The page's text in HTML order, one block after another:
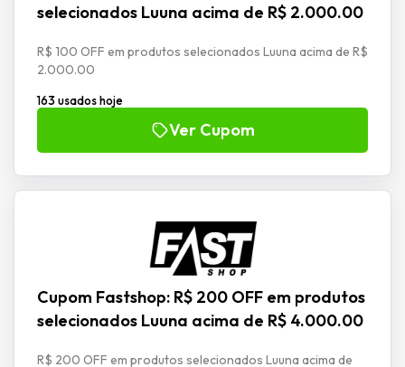
selecionados Luuna acima de R$ 2.000.00
R$ 100 OFF em produtos selecionados Luuna acima de R$
2.000.00
163 usados hoje
Ver Cupom
Cupom Fastshop: R$ 200 OFF em produtos
selecionados Luuna acima de R$ 4.000.00
R$ 200 OFF em produtos selecionados Luuna acima de